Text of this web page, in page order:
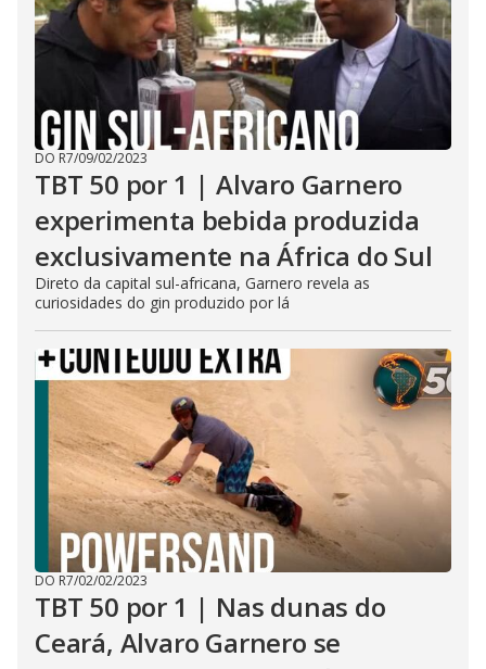
DO R7/09/02/2023
TBT 50 por 1 | Alvaro Garnero
experimenta bebida produzida
exclusivamente na África do Sul
Direto da capital sul-africana, Garnero revela as
curiosidades do gin produzido por lá
DO R7/02/02/2023
TBT 50 por 1 | Nas dunas do
Ceará, Alvaro Garnero se